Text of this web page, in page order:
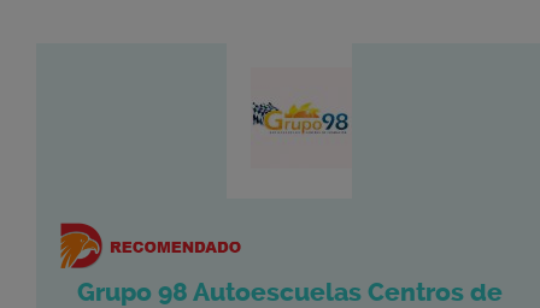
Grupo 98 Autoescuelas Centros de